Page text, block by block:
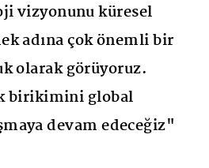
vizyonunu küresel
adına çok önemli bir
olarak görüyoruz.
birikimini global
devam edeceğiz"